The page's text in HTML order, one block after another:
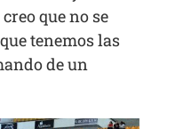
que no se
tenemos las
de un